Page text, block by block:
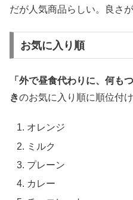
だが人気商品らしい。良さ
お気に入り順
「外で昼食代わりに、何も
きのお気に入り順に順位付け
オレンジ
ミルク
プレーン
カレー